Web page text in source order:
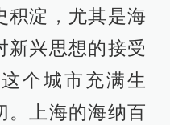
积淀，尤其是海
新兴思想的接受
个城市充满生
。上海的海纳百